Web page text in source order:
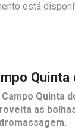
está
Quinta
Campo Quinta
as